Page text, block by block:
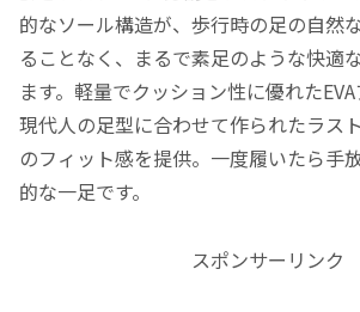
的なソール構造が、歩行時の足の自然
ることなく、まるで素足のような快適
ます。軽量でクッション性に優れたEVA
現代人の足型に合わせて作られたラス
のフィット感を提供。一度履いたら手
的な一足です。
スポンサーリンク